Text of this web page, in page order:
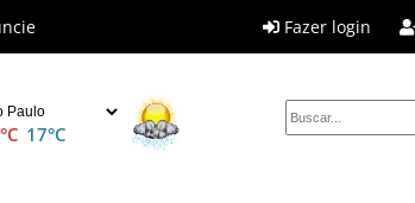
Fazer login
17°C